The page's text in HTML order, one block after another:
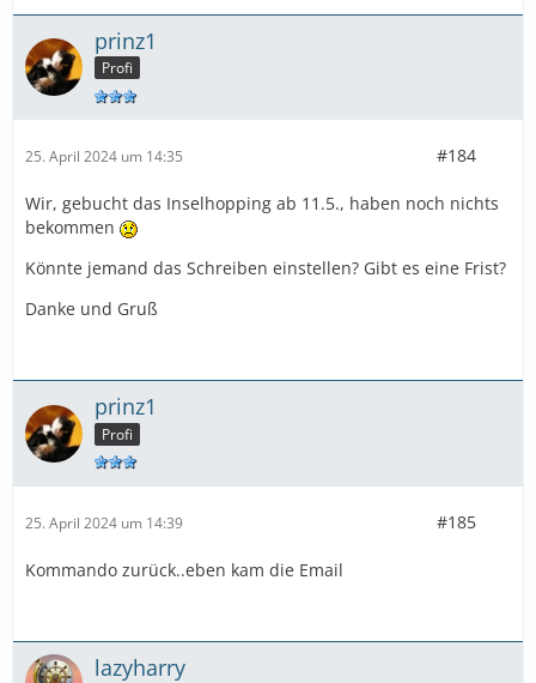
prinz1
Profi
25. April 2024 um 14:35 #184
Wir, gebucht das Inselhopping ab 11.5., haben noch nichts
bekommen
Könnte jemand das Schreiben einstellen? Gibt es eine Frist?
Danke und Gruß
prinz1
Profi
25. April 2024 um 14:39 #185
Kommando zurück..eben kam die Email
lazyharry